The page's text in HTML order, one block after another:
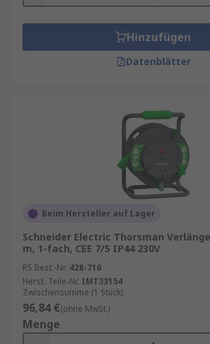
Hinzufügen
Datenblätter
Beim Hersteller auf Lager
Schneider Electric Thorsman
m, 1-fach, CEE 7/5 IP44 230V
RS Best.-Nr. 428-716
Herst. Teile-Nr. IMT33154
Zwischensumme (1 Stück)
96,84 €(ohne MwSt.)
Menge